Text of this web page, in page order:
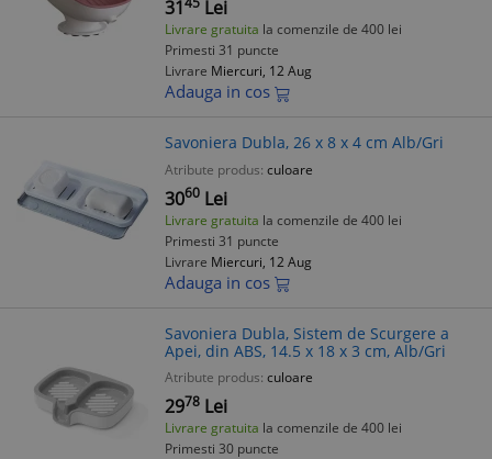
31 Lei
Livrare gratuita la comenzile de 400 lei
Primesti 31 puncte
Livrare Miercuri, 12 Aug
Adauga in cos
Savoniera Dubla, 26 x 8 x 4 cm Alb/Gri
Atribute produs: culoare
3060 Lei
Livrare gratuita la comenzile de 400 lei
Primesti 31 puncte
Livrare Miercuri, 12 Aug
Adauga in cos
Savoniera Dubla, Sistem de Scurgere a
Apei, din ABS, 14.5 x 18 x 3 cm, Alb/Gri
Atribute produs: culoare
2978 Lei
Livrare gratuita la comenzile de 400 lei
Primesti 30 puncte